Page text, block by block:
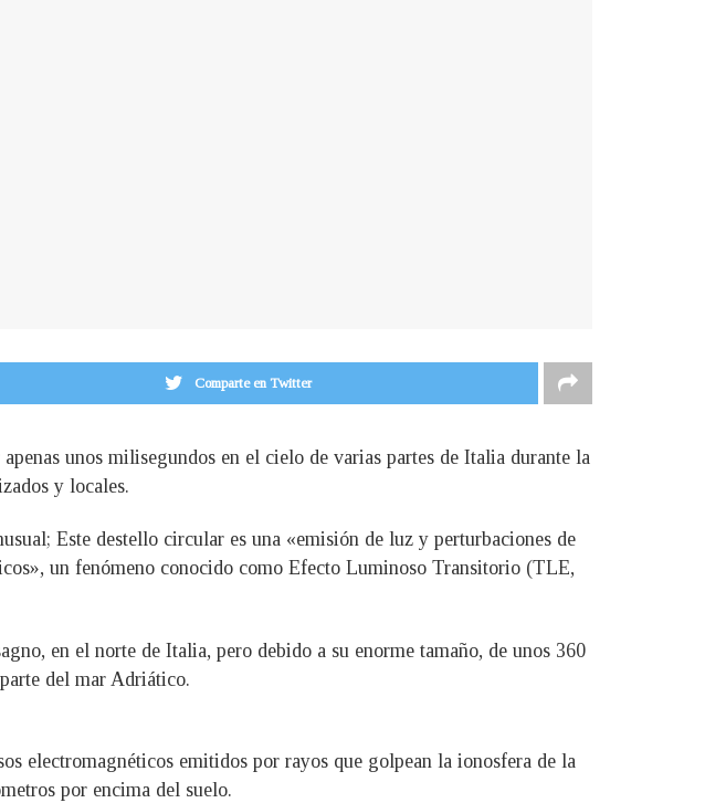
Comparte en Twitter
unos milisegundos en el cielo de varias partes de Italia durante la
y locales.
Este destello circular es una «emisión de luz y perturbaciones de
un fenómeno conocido como Efecto Luminoso Transitorio (TLE,
en el norte de Italia, pero debido a su enorme tamaño, de unos 360
del mar Adriático.
electromagnéticos emitidos por rayos que golpean la ionosfera de la
por encima del suelo.